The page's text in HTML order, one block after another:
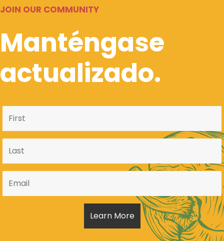
JOIN OUR COMMUNITY
Manténgase
actualizado.